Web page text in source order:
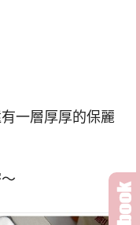
一層厚厚的保麗